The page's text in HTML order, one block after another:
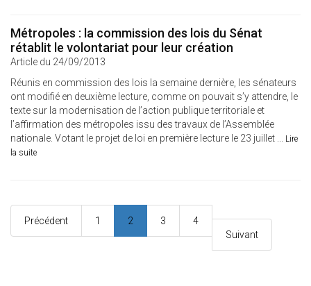
Métropoles : la commission des lois du Sénat
rétablit le volontariat pour leur création
Article du 24/09/2013
Réunis en commission des lois la semaine dernière, les sénateurs
ont modifié en deuxième lecture, comme on pouvait s’y attendre, le
texte sur la modernisation de l’action publique territoriale et
l’affirmation des métropoles issu des travaux de l’Assemblée
nationale. Votant le projet de loi en première lecture le 23 juillet ... Lire
la suite
Précédent 1 2 3
4
Suivant